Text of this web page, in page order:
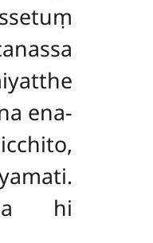
ena-
hi